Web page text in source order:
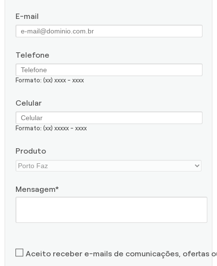
E-mail
Telefone
Formato: (xx) xxxx - xxxx
Celular
Formato: (xx) xxxxx - xxxx
Produto
Mensagem
Aceito receber e-mails de comunicações, ofertas